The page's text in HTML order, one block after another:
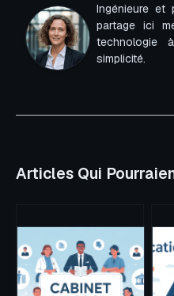
Ingénieure et
partage ici
technologie
simplicité.
Articles Qui